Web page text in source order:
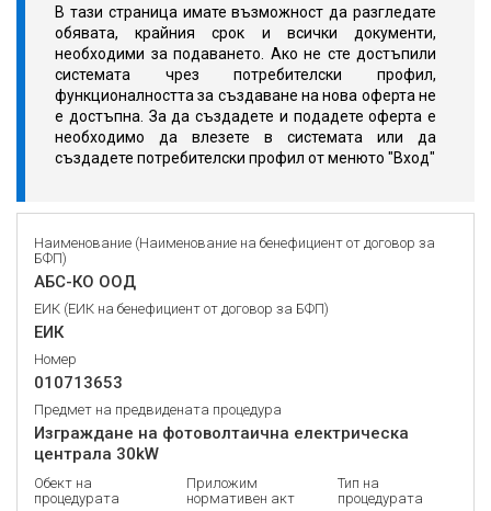
В тази страница имате възможност да разгледате
обявата, крайния срок и всички документи,
необходими за подаването. Ако не сте достъпили
системата чрез потребителски профил,
функционалността за създаване на нова оферта не
е достъпна. За да създадете и подадете оферта е
необходимо да влезете в системата или да
създадете потребителски профил от менюто "Вход"
Наименование (Наименование на бенефициент от договор за
БФП)
АБС-КО ООД
ЕИК (ЕИК на бенефициент от договор за БФП)
ЕИК
Номер
010713653
Предмет на предвидената процедура
Изграждане на фотоволтаична електрическа
централа 30kW
Обект на
процедурата
Приложим
нормативен акт
Тип на
процедурата